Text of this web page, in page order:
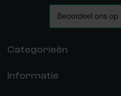
Categorieën
Informatie